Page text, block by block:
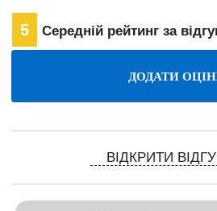
5 Середній рейтинг за
ВІДКРИТИ